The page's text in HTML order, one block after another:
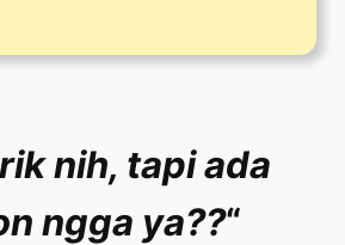
nih, tapi ada
ngga ya??“